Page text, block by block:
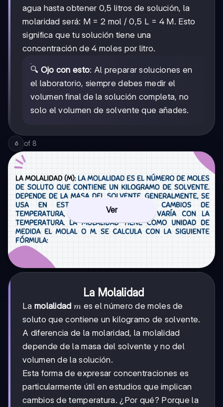
agua hasta obtener 0,5 litros de solución, la
molaridad será: M = 2 mol / 0,5 L = 4 M. Esto
significa que tu solución tiene una
concentración de 4 moles por litro.
🔍 Ojo con esto: Al preparar soluciones en
el laboratorio, siempre debes medir el
volumen final de la solución completa, no
solo el volumen de solvente que añades.
6 of 8
Ver
La Molalidad
La molalidad m
m es el número de moles de
soluto que contiene un kilogramo de solvente.
A diferencia de la molaridad, la molalidad
depende de la masa del solvente y no del
volumen de la solución.
Esta forma de expresar concentraciones es
particularmente útil en estudios que implican
cambios de temperatura. ¿Por qué? Porque la